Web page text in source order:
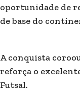
oportunidade de
de base do
A conquista
reforça o
Futsal.